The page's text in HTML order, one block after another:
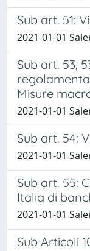
Sub art. 51:
2021-01-01
Sub art. 53,
Misure
2021-01-01
Sub art. 54:
2021-01-01
Sub art. 55:
Italia di
2021-01-01
Sub Articoli